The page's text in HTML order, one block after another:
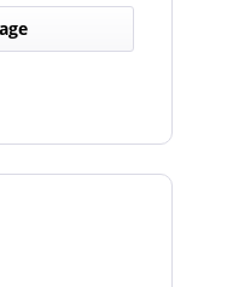
Sie
von
Umfeld und
Einsatz-